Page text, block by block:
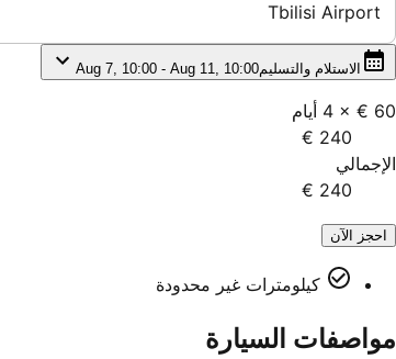
Tbilisi Airport
الاستلام والتسليمAug 7, 10:00 - Aug 11, 10:00
60 €
×
4 أيام
240 €
الإجمالي
240 €
احجز الآن
كيلومترات غير محدودة
مواصفات السيارة